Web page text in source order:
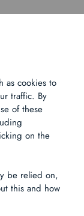
Made byIzhak
as cookies to
traffic. By
of these
on the
be relied on,
this and how